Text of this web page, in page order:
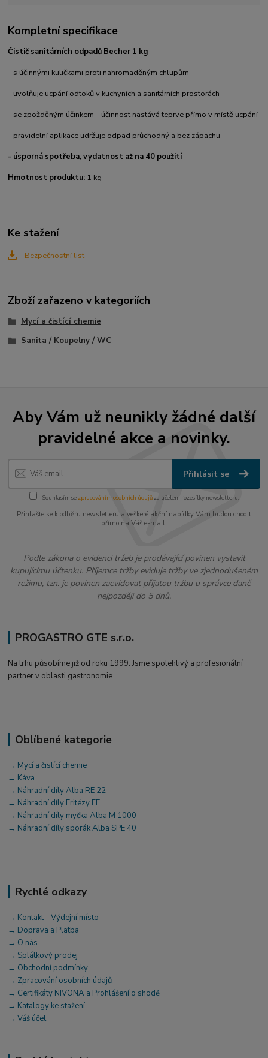
Kompletní specifikace
Čistič sanitárních odpadů Becher 1 kg
– s účinnými kuličkami proti nahromaděným chlupům
– uvolňuje ucpání odtoků v kuchyních a sanitárních prostorách
– se zpožděným účinkem – účinnost nastává teprve přímo v místě ucpání
– pravidelní aplikace udržuje odpad průchodný a bez zápachu
– úsporná spotřeba, vydatnost až na 40 použití
Hmotnost produktu: 1 kg
Ke stažení
Bezpečnostní list
Zboží zařazeno v kategoriích
Mycí a čistící chemie
Sanita / Koupelny / WC
Aby Vám už neunikly žádné další
pravidelné akce a novinky.
Přihlásit se
Souhlasím se zpracováním osobních údajůza účelem rozesílky newsletteru.
Přihlašte se k odběru newsletteru a veškeré akční nabídky Vám budou chodit
přímo na Váš e-mail.
Podle zákona o evidenci tržeb je prodávající povinen vystavit
kupujícímu účtenku. Příjemce tržby eviduje tržby ve zjednodušeném
režimu, tzn. je povinen zaevidovat přijatou tržbu u správce daně
nejpozději do 5 dnů.
PROGASTRO GTE s.r.o.
Na trhu působíme již od roku 1999. Jsme spolehlivý a profesionální
partner v oblasti gastronomie.
Oblíbené kategorie
→ Mycí a čistící chemie
→ Káva
→ Náhradní díly Alba RE 22
→ Náhradní díly Fritézy FE
→ Náhradní díly myčka Alba M 1000
→ Náhradní díly sporák Alba SPE 40
Rychlé odkazy
→ Kontakt - Výdejní místo
→ Doprava a Platba
→ O nás
→ Splátkový prodej
→ Obchodní podmínky
→ Zpracování osobních údajů
→ Certifikáty NIVONA a Prohlášení o shodě
→ Katalogy ke stažení
→ Váš účet